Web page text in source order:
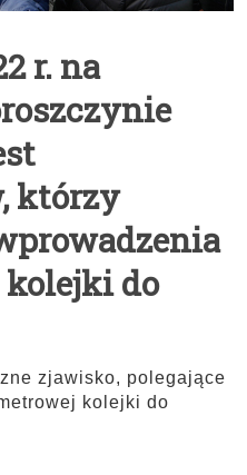
r. na
którzy
do
zjawisko, polegające
kolejki do